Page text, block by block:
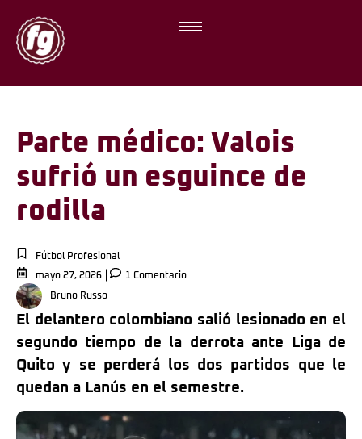
Parte médico: Valois
sufrió un esguince de
rodilla
Fútbol Profesional
mayo 27, 2026
1 Comentario
Bruno Russo
El delantero colombiano salió lesionado en el
segundo tiempo de la derrota ante Liga de
Quito y se perderá los dos partidos que le
quedan a Lanús en el semestre.